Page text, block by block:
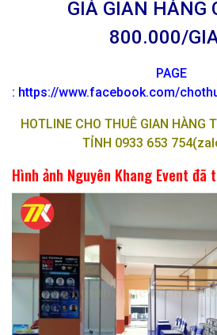
GIÁ GIAN HÀNG
800.000/
PAGE
: https://www.facebook.com/
HOTLINE CHO THUÊ GIAN HÀNG
TỈNH 0933 653
Hình ảnh Nguyên Khang Event đã